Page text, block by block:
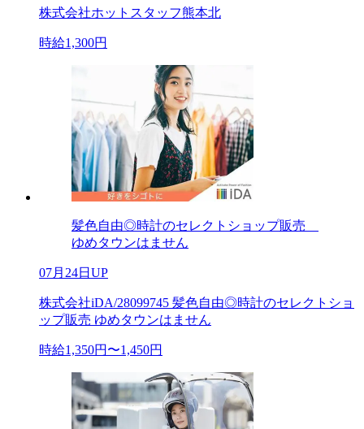
株式会社ホットスタッフ熊本北
時給1,300円
髪色自由◎時計のセレクトショップ販売
ゆめタウンはません
07月24日UP
株式会社iDA/28099745 髪色自由◎時計のセレクトショ
ップ販売 ゆめタウンはません
時給1,350円〜1,450円